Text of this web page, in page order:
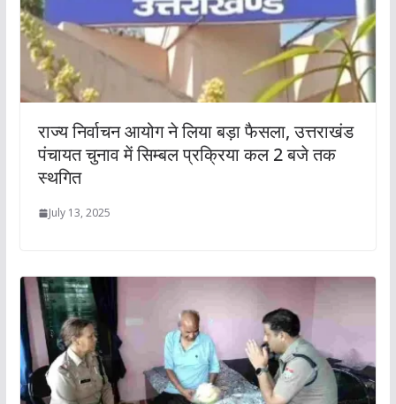
राज्य निर्वाचन आयोग ने लिया बड़ा फैसला, उत्तराखंड
पंचायत चुनाव में सिम्बल प्रक्रिया कल 2 बजे तक
स्थगित
July 13, 2025